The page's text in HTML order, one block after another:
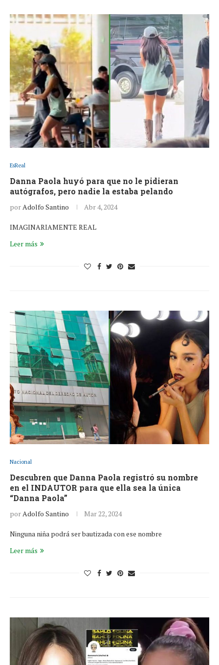
EsReal
Danna Paola huyó para que no le pidieran
autógrafos, pero nadie la estaba pelando
porAdolfo Santino Abr 4, 2024
IMAGINARIAMENTE REAL
Leer más
Nacional
Descubren que Danna Paola registró su nombre
en el INDAUTOR para que ella sea la única
“Danna Paola”
porAdolfo Santino Mar 22, 2024
Ninguna niña podrá ser bautizada con ese nombre
Leer más